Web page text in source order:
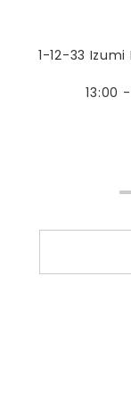
1-12-33
13:00